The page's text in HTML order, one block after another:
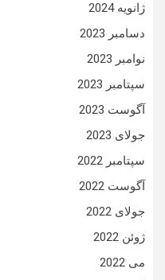
ژانویه 2024
دسامبر 2023
نوامبر 2023
سپتامبر 2023
آگوست 2023
جولای 2023
سپتامبر 2022
آگوست 2022
جولای 2022
ژوئن 2022
می 2022